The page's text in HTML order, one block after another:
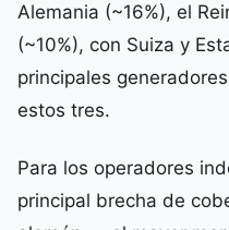
Alemania (~16%), el
(~10%), con Suiza y
principales
estos tres.
Para los operadores
principal brecha de